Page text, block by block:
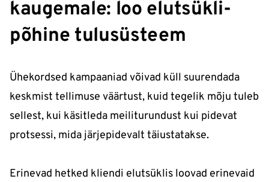
kaugemale: loo elutsükli-
põhine tulusüsteem
Ühekordsed kampaaniad võivad küll suurendada
keskmist tellimuse väärtust, kuid tegelik mõju tuleb
sellest, kui käsitleda meiliturundust kui pidevat
protsessi, mida järjepidevalt täiustatakse.
Erinevad hetked kliendi elutsüklis loovad erinevaid